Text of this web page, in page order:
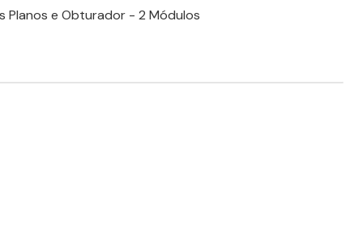
Planos e Obturador - 2 Módulos